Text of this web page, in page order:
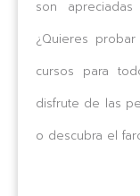
son
¿Quieres
cursos para
disfrute de las
o descubra el